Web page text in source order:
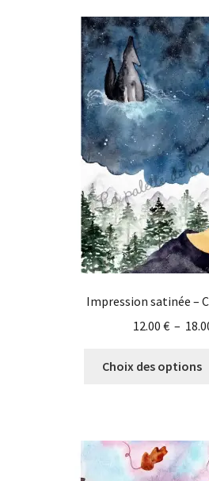
Impression satinée –
12.00 € –
Choix des options